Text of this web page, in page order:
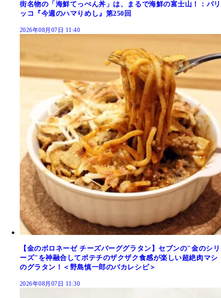
街名物の「海鮮てっぺん丼」は、まるで海鮮の富士山！：パリ
ッコ『今週のハマりめし』第250回
2026年08月07日 11:40
【金のボロネーゼ チーズバーググラタン】セブンの"金のシリ
ーズ"を神融合してポテチのザクザク食感が楽しい超絶肉マシ
のグラタン！＜野島慎一郎のバカレシピ＞
2026年08月07日 11:30